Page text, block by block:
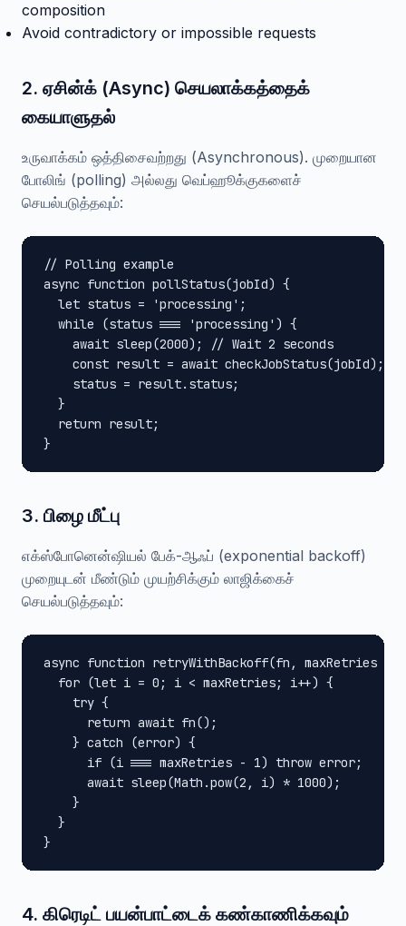
composition
Avoid contradictory or impossible requests
2. ஏசின்க் (Async) செயலாக்கத்தைக்
கையாளுதல்
உருவாக்கம் ஒத்திசைவற்றது (Asynchronous). முறையான
போலிங் (polling) அல்லது வெப்ஹூக்குகளைச்
செயல்படுத்தவும்:
// Polling example
async function pollStatus(jobId) {
  let status = 'processing';
  while (status === 'processing') {
    await sleep(2000); // Wait 2 seconds
    const result = await checkJobStatus(jobId);
    status = result.status;
  }
  return result;
}
3. பிழை மீட்பு
எக்ஸ்போனென்ஷியல் பேக்-ஆஃப் (exponential backoff)
முறையுடன் மீண்டும் முயற்சிக்கும் லாஜிக்கைச்
செயல்படுத்தவும்:
async function retryWithBackoff(fn, maxRetries =
  for (let i = 0; i < maxRetries; i++) {
    try {
      return await fn();
    } catch (error) {
      if (i === maxRetries - 1) throw error;
      await sleep(Math.pow(2, i) * 1000);
    }
  }
}
4. கிரெடிட் பயன்பாட்டைக் கண்காணிக்கவும்